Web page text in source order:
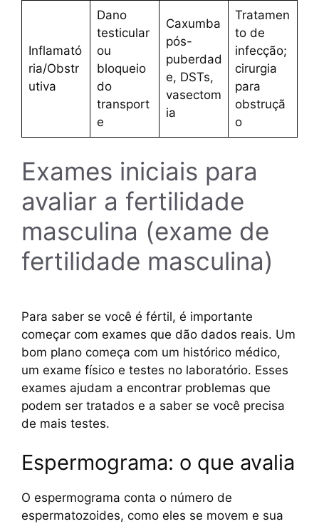
Inflamató
ria/Obstr
utiva
Dano
testicular
ou
bloqueio
do
transport
e
Caxumba
pós-
puberdad
e, DSTs,
vasectom
ia
Tratamen
to de
infecção;
cirurgia
para
obstruçã
o
Exames iniciais para
avaliar a fertilidade
masculina (exame de
fertilidade masculina)
Para saber se você é fértil, é importante
começar com exames que dão dados reais. Um
bom plano começa com um histórico médico,
um exame físico e testes no laboratório. Esses
exames ajudam a encontrar problemas que
podem ser tratados e a saber se você precisa
de mais testes.
Espermograma: o que avalia
O espermograma conta o número de
espermatozoides, como eles se movem e sua